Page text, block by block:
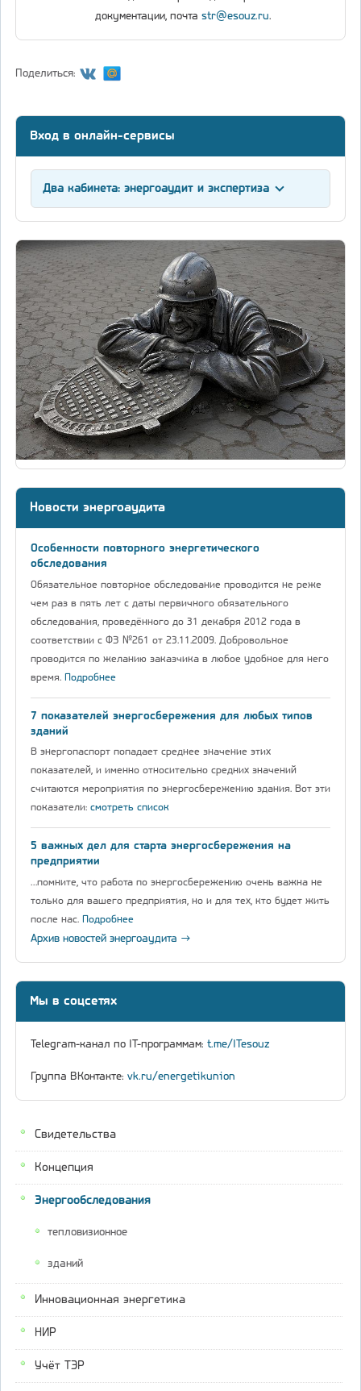
Свидетельства
Концепция
Энергообследования
тепловизионное
зданий
Инновационная энергетика
НИР
Учёт ТЭР
документации, почта str@esouz.ru.
Поделиться:
Вход в онлайн-сервисы
Два кабинета: энергоаудит и экспертиза
Новости энергоаудита
Особенности повторного энергетического
обследования
Обязательное повторное обследование проводится не реже
чем раз в пять лет с даты первичного обязательного
обследования, проведённого до 31 декабря 2012 года в
соответствии с ФЗ №261 от 23.11.2009. Добровольное
проводится по желанию заказчика в любое удобное для него
время. Подробнее
7 показателей энергосбережения для любых типов
зданий
В энергопаспорт попадает среднее значение этих
показателей, и именно относительно средних значений
считаются мероприятия по энергосбережению здания. Вот эти
показатели: смотреть список
5 важных дел для старта энергосбережения на
предприятии
…помните, что работа по энергосбережению очень важна не
только для вашего предприятия, но и для тех, кто будет жить
после нас. Подробнее
Архив новостей энергоаудита →
Мы в соцсетях
Telegram-канал по IT-программам: t.me/ITesouz
Группа ВКонтакте: vk.ru/energetikunion